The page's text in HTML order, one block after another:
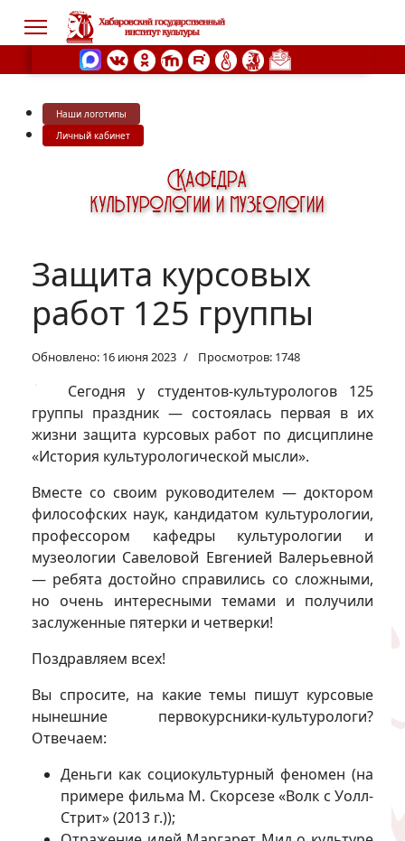
Наши логотипы
Личный кабинет
Защита курсовых
работ 125 группы
Обновлено: 16 июня 2023 Просмотров: 1748
Сегодня у студентов-культурологов 125
группы праздник — состоялась первая в их
жизни защита курсовых работ по дисциплине
«История культурологической мысли».
Вместе со своим руководителем — доктором
философских наук, кандидатом культурологии,
профессором кафедры культурологии и
музеологии Савеловой Евгенией Валерьевной
— ребята достойно справились со сложными,
но очень интересными темами и получили
заслуженные пятерки и четверки!
Поздравляем всех!
Вы спросите, на какие темы пишут курсовые
нынешние первокурсники-культурологи?
Отвечаем:
Деньги как социокультурный феномен (на
примере фильма М. Скорсезе «Волк с Уолл-
Стрит» (2013 г.));